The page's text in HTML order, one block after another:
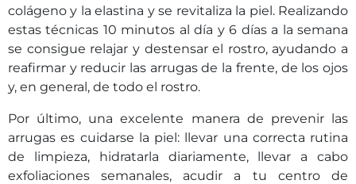
colágeno y la elastina y se revitaliza la piel. Realizando
estas técnicas 10 minutos al día y 6 días a la semana
se consigue relajar y destensar el rostro, ayudando a
reafirmar y reducir las arrugas de la frente, de los ojos
y, en general, de todo el rostro.
Por último, una excelente manera de prevenir las
arrugas es cuidarse la piel: llevar una correcta rutina
de limpieza, hidratarla diariamente, llevar a cabo
exfoliaciones semanales, acudir a tu centro de